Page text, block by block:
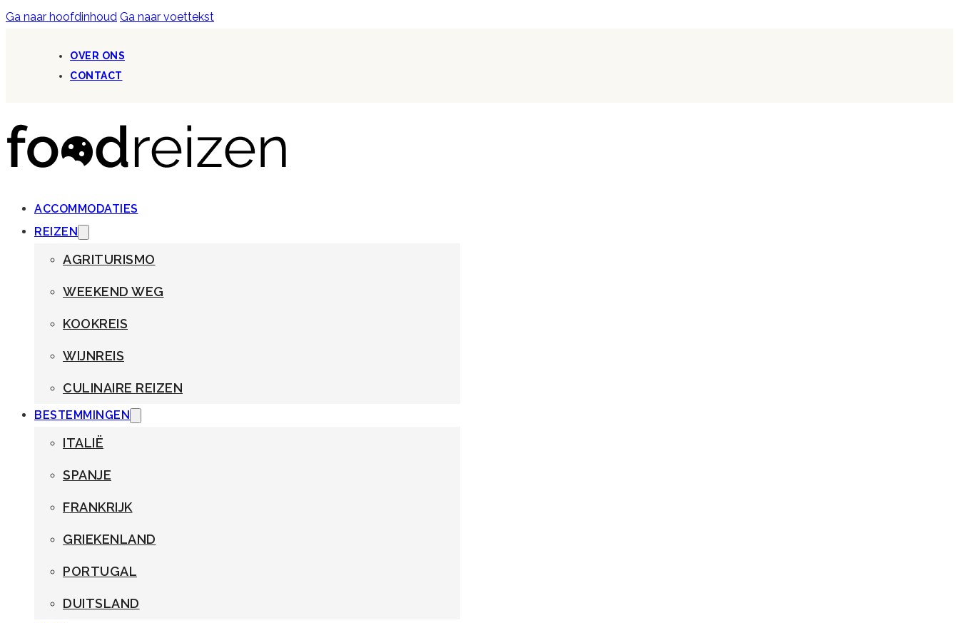
Ga naar hoofdinhoud Ga naar voettekst
OVER ONS
CONTACT
ACCOMMODATIES
REIZEN
AGRITURISMO
WEEKEND WEG
KOOKREIS
WIJNREIS
CULINAIRE REIZEN
BESTEMMINGEN
ITALIË
SPANJE
FRANKRIJK
GRIEKENLAND
PORTUGAL
DUITSLAND